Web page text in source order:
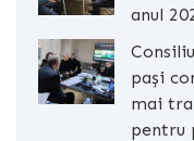
anul
pași
mai
pentru